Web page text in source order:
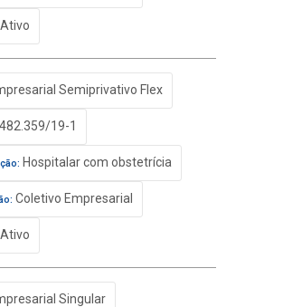
Ativo
Semiprivativo Flex
482.359/19-1
Hospitalar com obstetrícia
Coletivo Empresarial
Ativo
Singular